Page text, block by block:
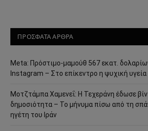
ΠΡΟΣΦΑΤΑ ΑΡΘΡΑ
Meta: Πρόστιμο-μαμούθ 567 εκατ.
Instagram – Στο επίκεντρο η ψυχική
Μοτζτάμπα Χαμενεΐ: Η Τεχεράνη έδωσε
δημοσιότητα – Το μήνυμα πίσω από τη
ηγέτη του Ιράν